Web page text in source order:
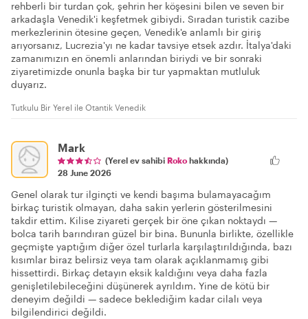
rehberli bir turdan çok, şehrin her köşesini bilen ve seven bir
arkadaşla Venedik'i keşfetmek gibiydi. Sıradan turistik cazibe
merkezlerinin ötesine geçen, Venedik'e anlamlı bir giriş
arıyorsanız, Lucrezia'yı ne kadar tavsiye etsek azdır. İtalya'daki
zamanımızın en önemli anlarından biriydi ve bir sonraki
ziyaretimizde onunla başka bir tur yapmaktan mutluluk
duyarız.
Tutkulu Bir Yerel ile Otantik Venedik
Mark
(Yerel ev sahibi Roko hakkında)
28 June 2026
Genel olarak tur ilginçti ve kendi başıma bulamayacağım
birkaç turistik olmayan, daha sakin yerlerin gösterilmesini
takdir ettim. Kilise ziyareti gerçek bir öne çıkan noktaydı —
bolca tarih barındıran güzel bir bina. Bununla birlikte, özellikle
geçmişte yaptığım diğer özel turlarla karşılaştırıldığında, bazı
kısımlar biraz belirsiz veya tam olarak açıklanmamış gibi
hissettirdi. Birkaç detayın eksik kaldığını veya daha fazla
genişletilebileceğini düşünerek ayrıldım. Yine de kötü bir
deneyim değildi — sadece beklediğim kadar cilalı veya
bilgilendirici değildi.